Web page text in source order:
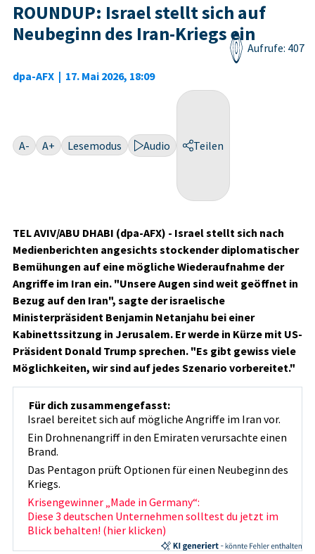
ROUNDUP: Israel stellt sich auf
Neubeginn des Iran-Kriegs ein
dpa-AFX | 17. Mai 2026, 18:09
Aufrufe: 407
A- A+ Lesemodus Audio Teilen
TEL AVIV/ABU DHABI (dpa-AFX) - Israel stellt sich nach
Medienberichten angesichts stockender diplomatischer
Bemühungen auf eine mögliche Wiederaufnahme der
Angriffe im Iran ein. "Unsere Augen sind weit geöffnet in
Bezug auf den Iran", sagte der israelische
Ministerpräsident Benjamin Netanjahu bei einer
Kabinettssitzung in Jerusalem. Er werde in Kürze mit US-
Präsident Donald Trump sprechen. "Es gibt gewiss viele
Möglichkeiten, wir sind auf jedes Szenario vorbereitet."
Für dich zusammengefasst:
Israel bereitet sich auf mögliche Angriffe im Iran vor.
Ein Drohnenangriff in den Emiraten verursachte einen
Brand.
Das Pentagon prüft Optionen für einen Neubeginn des
Kriegs.
Krisengewinner „Made in Germany“:
Diese 3 deutschen Unternehmen solltest du jetzt im
Blick behalten! (hier klicken)